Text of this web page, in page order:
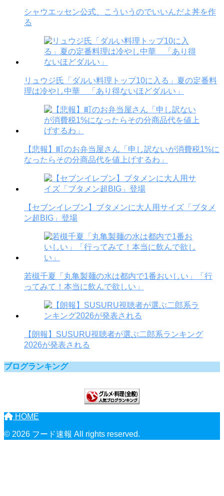
シャウエッセン公式、こういうのでいいんだよ丼を作
る
リュウジ氏「ダルい料理トップ10に入る」夏の定番料
理は冷やし中華 「あり得ないほどダルい」
【悲報】町のお弁当屋さん「申し訳ないが消費税1%に
なったらその分商品代を値上げするわ」
【セブンイレブン】ブタメンに大人用サイズ「ブタメ
ン超BIG」登場
若槻千夏「丸亀製麺の水は都内で1番おいしい」「行
ってみて！本当に飲んで欲しい」
【朗報】SUSURU視聴者が選ぶ二郎系ランキング
2026が発表される
ブログランキング
HOME
© 2026 フード速報 All rights reserved.